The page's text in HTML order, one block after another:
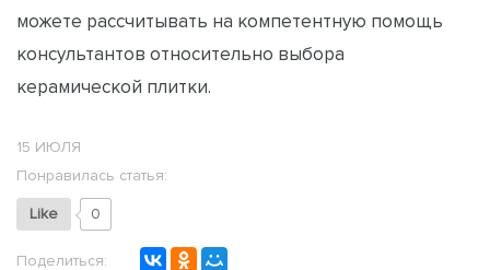
можете рассчитывать на компетентную помощь
консультантов относительно выбора
керамической плитки.
15 ИЮЛЯ
Понравилась статья:
Like 0
Поделиться: